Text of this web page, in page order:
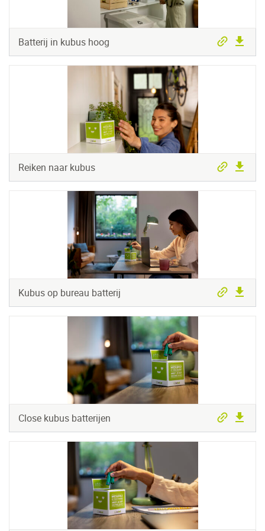
Batterij in kubus hoog
Reiken naar kubus
Kubus op bureau batterij
Close kubus batterijen